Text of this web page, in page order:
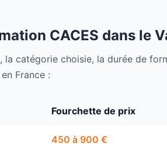
CACES dans le
la catégorie choisie, la durée de
France :
Fourchette de prix
450 à 900 €